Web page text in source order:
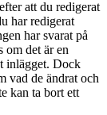
att du redigerat
har redigerat
har svarat på
om det är en
inlägget. Dock
vad de ändrat och
kan ta bort ett